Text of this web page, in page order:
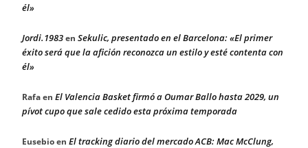
él»
Jordi.1983en Sekulic, presentado en el Barcelona: «El primer
éxito será que la afición reconozca un estilo y esté contenta con
él»
Rafaen El Valencia Basket firmó a Oumar Ballo hasta 2029, un
pívot cupo que sale cedido esta próxima temporada
Eusebioen El tracking diario del mercado ACB: Mac McClung,